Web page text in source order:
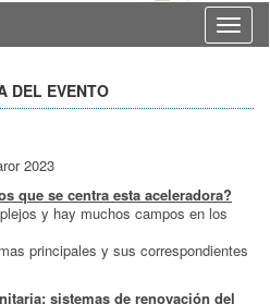
Idioma
DEL EVENTO
2023
que se centra esta aceleradora?
y hay muchos campos en los
principales y sus correspondientes
sistemas de renovación del